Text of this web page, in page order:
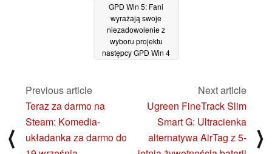
GPD Win 5: Fani
wyrażają swoje
niezadowolenie z
wyboru projektu
następcy GPD Win 4
⟨
Previous article
Teraz za darmo na
Steam: Komedia-
układanka za darmo do
Next article
Ugreen FineTrack Slim
Smart G: Ultracienka
alternatywa AirTag z 5-
⟩